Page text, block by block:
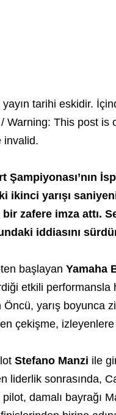
yayın tarihi eskidir.
Warning: This post
invalid.
Şampiyonası’nın
ikinci yarışı
zafere imza attı.
iddiasını
başlayan Yamaha
etkili performansla
yarış boyunca
çekişme,
Stefano Manzi ile
liderlik sonrasında,
damalı bayrağı